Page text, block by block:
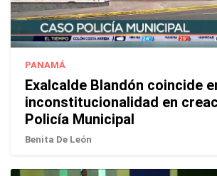
PANAMÁ
Exalcalde Blandón coincide
inconstitucionalidad en
Policía Municipal
Benita De León